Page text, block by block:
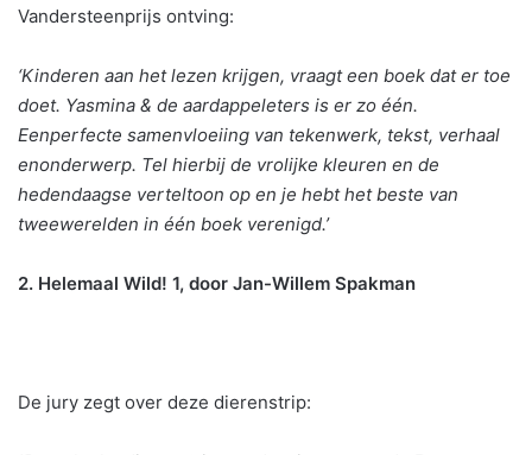
Vandersteenprijs ontving:
‘Kinderen aan het lezen krijgen, vraagt een boek dat er toe
doet. Yasmina & de aardappeleters is er zo één.
Eenperfecte samenvloeiing van tekenwerk, tekst, verhaal
enonderwerp. Tel hierbij de vrolijke kleuren en de
hedendaagse verteltoon op en je hebt het beste van
tweewerelden in één boek verenigd.’
2. Helemaal Wild! 1, door Jan-Willem Spakman
De jury zegt over deze dierenstrip: